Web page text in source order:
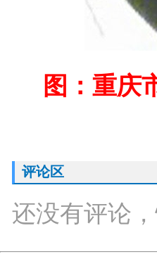
图： 重庆
评论区
还没有评论